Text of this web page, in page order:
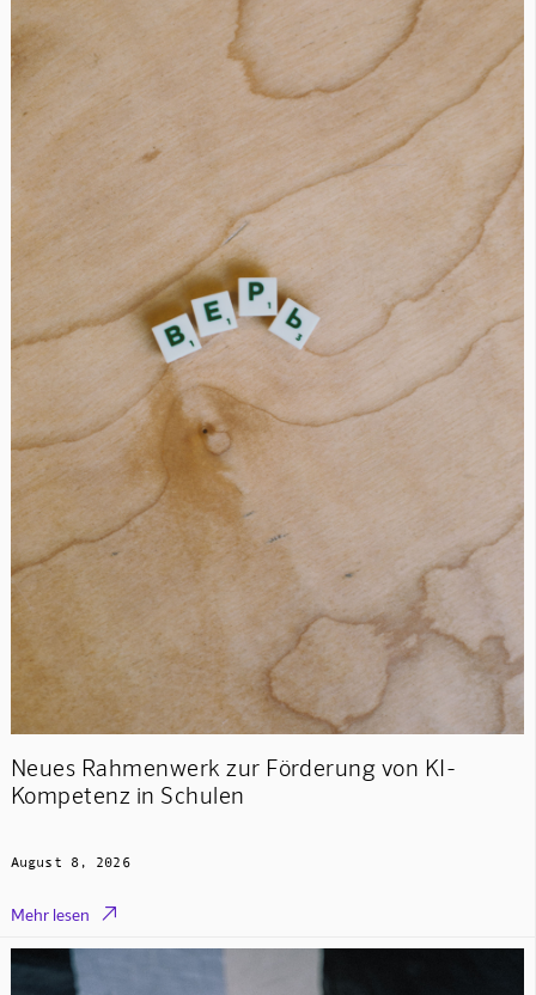
Neues Rahmenwerk zur Förderung von KI-
Kompetenz in Schulen
August 8, 2026
Mehr lesen 